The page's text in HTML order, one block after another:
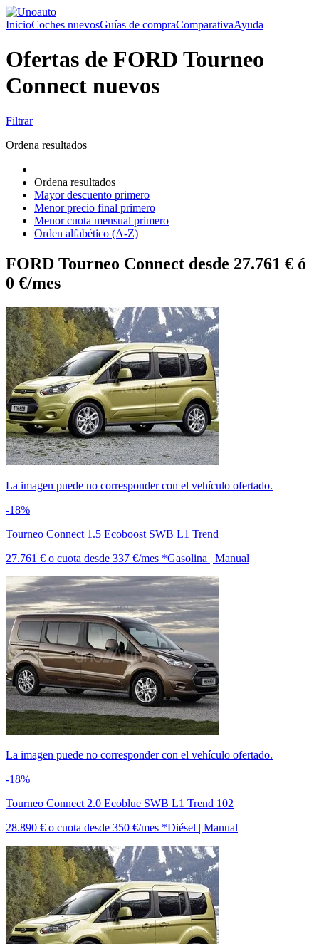
InicioCoches nuevosGuías de compraComparativaAyuda
Ofertas de FORD Tourneo
Connect nuevos
Filtrar
Ordena resultados
Ordena resultados
Mayor descuento primero
Menor precio final primero
Menor cuota mensual primero
Orden alfabético (A-Z)
FORD Tourneo Connect desde 27.761 € ó
0 €/mes
La imagen puede no corresponder con el vehículo ofertado.
-18%
Tourneo Connect 1.5 Ecoboost SWB L1 Trend
27.761 € o cuota desde 337 €/mes *Gasolina | Manual
La imagen puede no corresponder con el vehículo ofertado.
-18%
Tourneo Connect 2.0 Ecoblue SWB L1 Trend 102
28.890 € o cuota desde 350 €/mes *Diésel | Manual